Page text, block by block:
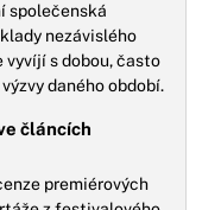
společenská
nezávislého
s dobou, často
daného období.
článcích
premiérových